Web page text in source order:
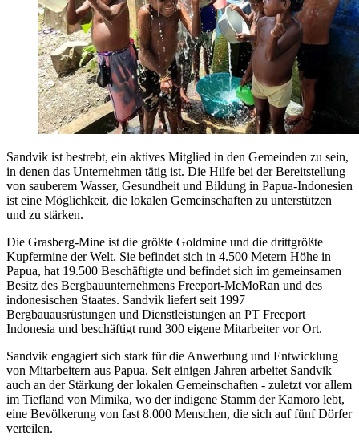
Sandvik ist bestrebt, ein aktives Mitglied in den Gemeinden zu sein,
in denen das Unternehmen tätig ist. Die Hilfe bei der Bereitstellung
von sauberem Wasser, Gesundheit und Bildung in Papua-Indonesien
ist eine Möglichkeit, die lokalen Gemeinschaften zu unterstützen
und zu stärken.
Die Grasberg-Mine ist die größte Goldmine und die drittgrößte
Kupfermine der Welt. Sie befindet sich in 4.500 Metern Höhe in
Papua, hat 19.500 Beschäftigte und befindet sich im gemeinsamen
Besitz des Bergbauunternehmens Freeport-McMoRan und des
indonesischen Staates. Sandvik liefert seit 1997
Bergbauausrüstungen und Dienstleistungen an PT Freeport
Indonesia und beschäftigt rund 300 eigene Mitarbeiter vor Ort.
Sandvik engagiert sich stark für die Anwerbung und Entwicklung
von Mitarbeitern aus Papua. Seit einigen Jahren arbeitet Sandvik
auch an der Stärkung der lokalen Gemeinschaften - zuletzt vor allem
im Tiefland von Mimika, wo der indigene Stamm der Kamoro lebt,
eine Bevölkerung von fast 8.000 Menschen, die sich auf fünf Dörfer
verteilen.